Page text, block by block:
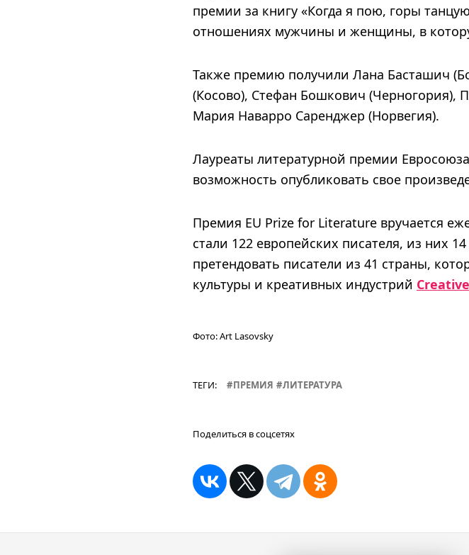
премии за книгу «Когда я пою, горы
отношениях мужчины и женщины, в
Также премию получили Лана Басташич
(Косово), Стефан Бошкович (Черногория),
Мария Наварро Саренджер (Норвегия).
Лауреаты литературной премии
возможность опубликовать свое
Премия EU Prize for Literature вручается
стали 122 европейских писателя, из них 14
претендовать писатели из 41 страны,
культуры и креативных индустрий
Фото:Art Lasovsky
ТЕГИ: ПРЕМИЯ ЛИТЕРАТУРА
Поделиться в соцсетях